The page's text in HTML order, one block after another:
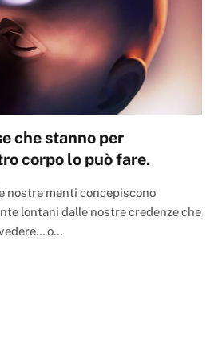
che stanno per
corpo lo può fare.
nostre menti concepiscono
lontani dalle nostre credenze che
o…